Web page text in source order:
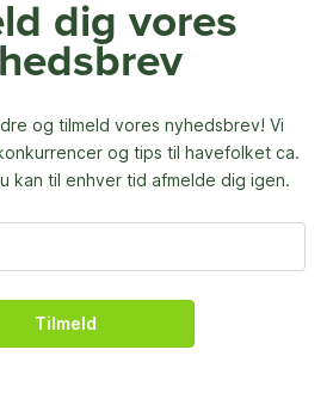
dig vores
og tilmeld vores nyhedsbrev! Vi
og tips til havefolket ca.
kan til enhver tid afmelde dig igen.
Tilmeld